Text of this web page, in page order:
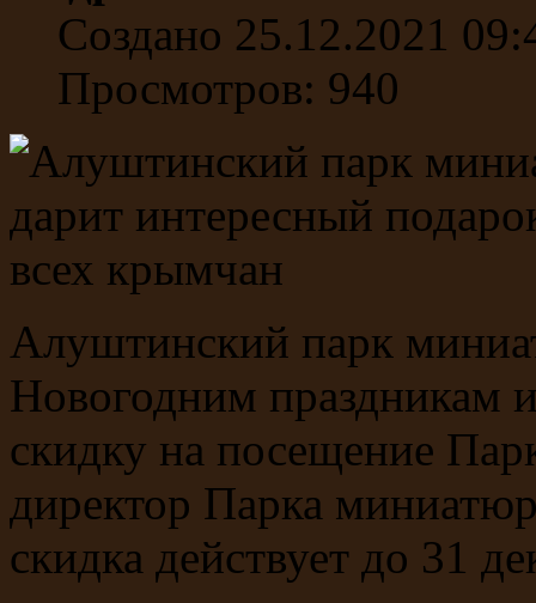
Создано 25.12.2021
Просмотров: 940
Алуштинский парк
Новогодним праздникам
скидку на посещение
директор Парка
скидка действует до 31